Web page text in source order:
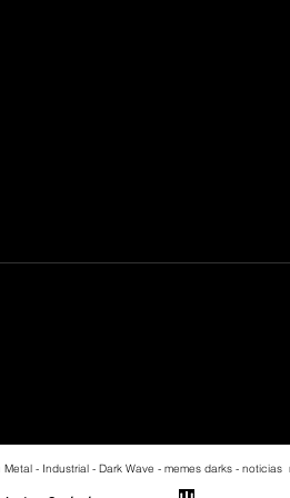
- Industrial - Dark Wave - memes darks -